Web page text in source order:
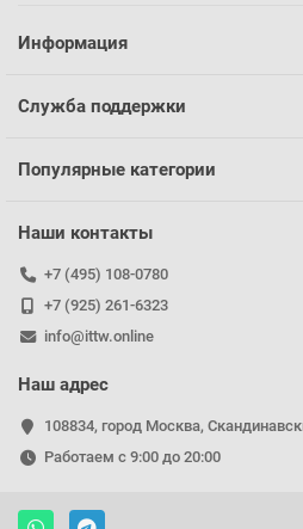
Информация
Служба поддержки
Популярные категории
Наши контакты
+7 (495) 108-0780
+7 (925) 261-6323
info@ittw.online
Наш адрес
108834, город Москва,
Работаем с 9:00 до 20:00